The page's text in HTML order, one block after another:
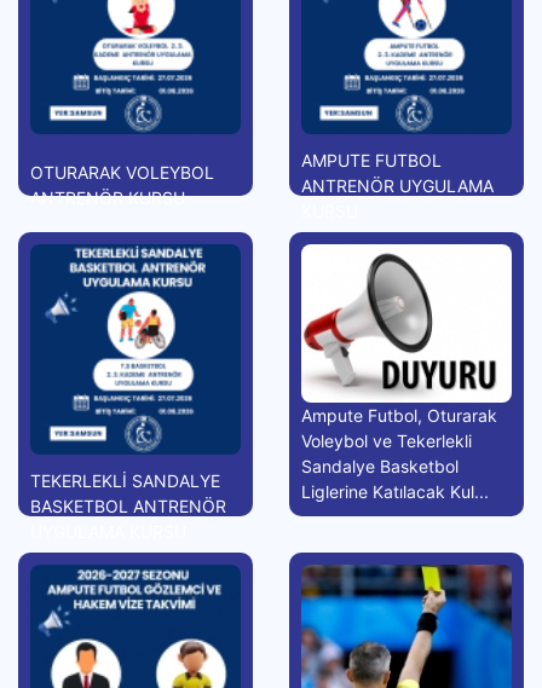
OTURARAK VOLEYBOL
ANTRENÖR KURSU
AMPUTE FUTBOL
ANTRENÖR UYGULAMA
TEKERLEKLİ SANDALYE
BASKETBOL ANTRENÖR
Ampute Futbol, Oturarak
Voleybol ve Tekerlekli
Sandalye Basketbol
Liglerine Katılacak Kul...